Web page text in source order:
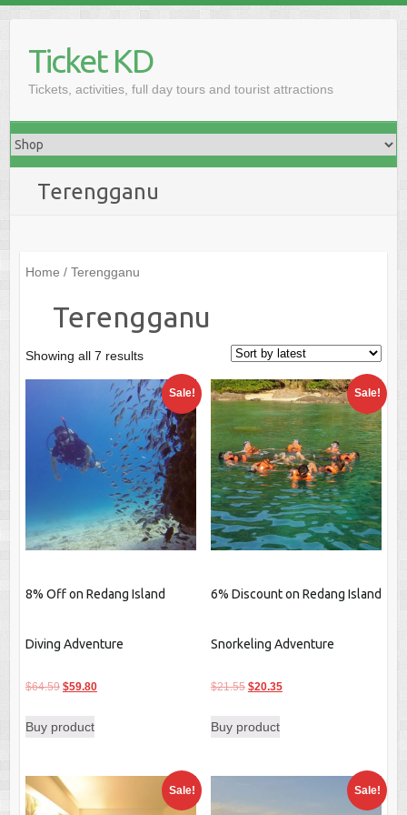
Ticket KD
Tickets, activities, full day tours and tourist attractions
Terengganu
Home / Terengganu
Terengganu
Showing all 7 resultsSorted
by
latestSale!
8% Off on Redang Island
Diving Adventure
$64.59 Original
was:
$59.80Current
Buy product
Sale!
6% Discount on Redang Island
Snorkeling Adventure
$21.55 Original
was:
$20.35Current
Buy product
Sale! Sale!